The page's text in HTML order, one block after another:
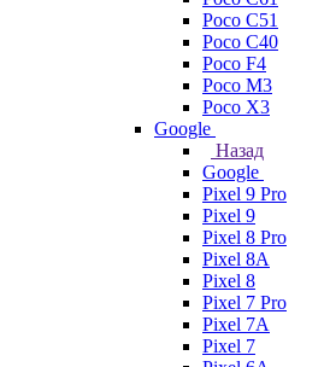
Poco C51
Poco C40
Poco F4
Poco M3
Poco X3
Google
Назад
Google
Pixel 9 Pro
Pixel 9
Pixel 8 Pro
Pixel 8A
Pixel 8
Pixel 7 Pro
Pixel 7A
Pixel 7